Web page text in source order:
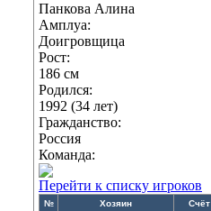
Панкова Алина
Амплуа:
Доигровщица
Рост:
186 см
Родился:
1992 (34 лет)
Гражданство:
Россия
Команда:
Перейти к списку игроков
№ Хозяин Счёт